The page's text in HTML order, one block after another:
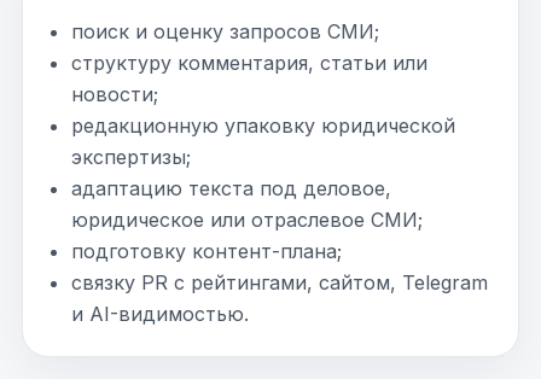
поиск и оценку запросов СМИ;
структуру комментария, статьи или
новости;
редакционную упаковку юридической
экспертизы;
адаптацию текста под деловое,
юридическое или отраслевое СМИ;
подготовку контент-плана;
связку PR с рейтингами, сайтом, Telegram
и AI-видимостью.